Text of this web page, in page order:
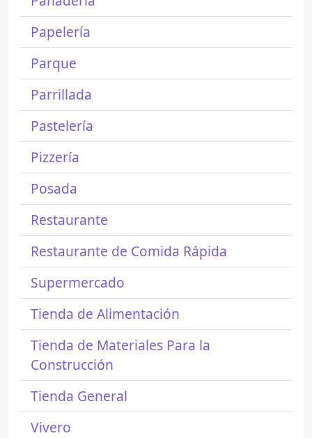
Papelería
Parque
Parrillada
Pastelería
Pizzería
Posada
Restaurante
Restaurante de Comida Rápida
Supermercado
Tienda de Alimentación
Tienda de Materiales Para la
Construcción
Tienda General
Vivero